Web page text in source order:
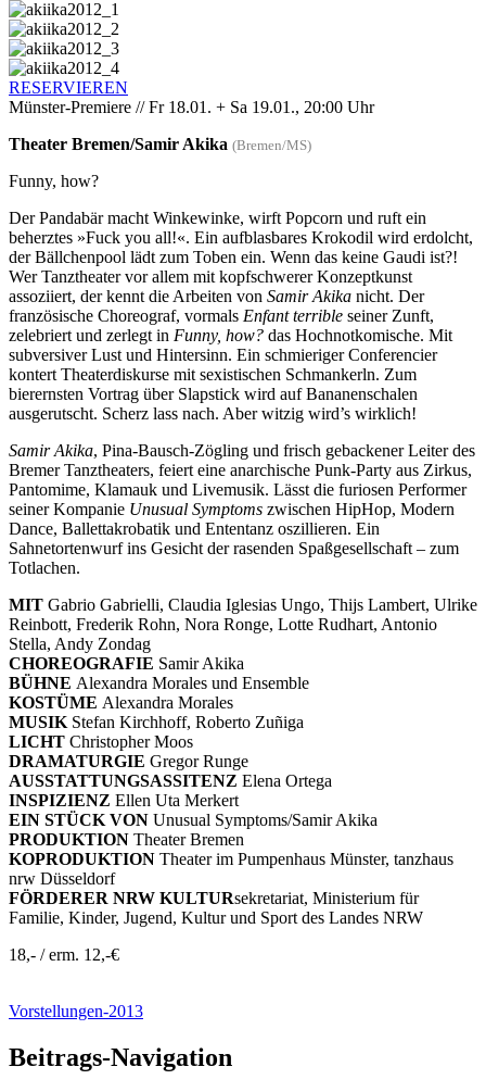
RESERVIEREN
Münster-Premiere // Fr 18.01. + Sa 19.01., 20:00 Uhr
Theater Bremen/Samir Akika (Bremen/MS)
Funny, how?
Der Pandabär macht Winkewinke, wirft Popcorn und ruft ein
beherztes »Fuck you all!«. Ein aufblasbares Krokodil wird erdolcht,
der Bällchenpool lädt zum Toben ein. Wenn das keine Gaudi ist?!
Wer Tanztheater vor allem mit kopfschwerer Konzeptkunst
assoziiert, der kennt die Arbeiten von Samir Akika nicht. Der
französische Choreograf, vormals Enfant terrible seiner Zunft,
zelebriert und zerlegt in Funny, how? das Hochnotkomische. Mit
subversiver Lust und Hintersinn. Ein schmieriger Conferencier
kontert Theaterdiskurse mit sexistischen Schmankerln. Zum
bierernsten Vortrag über Slapstick wird auf Bananenschalen
ausgerutscht. Scherz lass nach. Aber witzig wird’s wirklich!
Samir Akika, Pina-Bausch-Zögling und frisch gebackener Leiter des
Bremer Tanztheaters, feiert eine anarchische Punk-Party aus Zirkus,
Pantomime, Klamauk und Livemusik. Lässt die furiosen Performer
seiner Kompanie Unusual Symptoms zwischen HipHop, Modern
Dance, Ballettakrobatik und Ententanz oszillieren. Ein
Sahnetortenwurf ins Gesicht der rasenden Spaßgesellschaft – zum
Totlachen.
MIT Gabrio Gabrielli, Claudia Iglesias Ungo, Thijs Lambert, Ulrike
Reinbott, Frederik Rohn, Nora Ronge, Lotte Rudhart, Antonio
Stella, Andy Zondag
CHOREOGRAFIE Samir Akika
BÜHNE Alexandra Morales und Ensemble
KOSTÜME Alexandra Morales
MUSIK Stefan Kirchhoff, Roberto Zuñiga
LICHT Christopher Moos
DRAMATURGIE Gregor Runge
AUSSTATTUNGSASSITENZ Elena Ortega
INSPIZIENZ Ellen Uta Merkert
EIN STÜCK VON Unusual Symptoms/Samir Akika
PRODUKTION Theater Bremen
KOPRODUKTION Theater im Pumpenhaus Münster, tanzhaus
nrw Düsseldorf
FÖRDERER NRW KULTURsekretariat, Ministerium für
Familie, Kinder, Jugend, Kultur und Sport des Landes NRW
18,- / erm. 12,-€
Vorstellungen-2013
Beitrags-Navigation